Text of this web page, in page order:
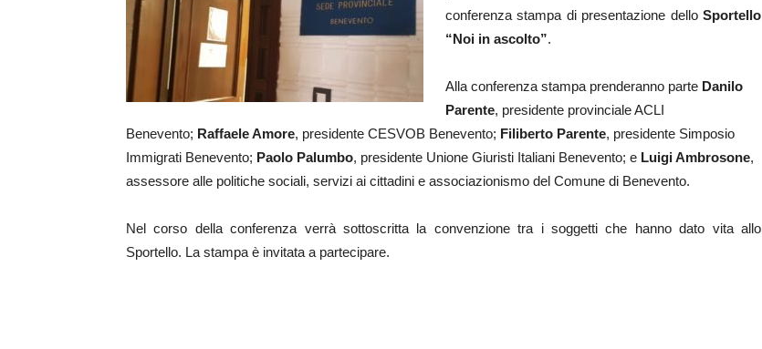
conferenza stampa di presentazione dello Sportello
“Noi in ascolto”.
Alla conferenza stampa prenderanno parte Danilo
Parente, presidente provinciale ACLI
Benevento; Raffaele Amore, presidente CESVOB Benevento; Filiberto Parente, presidente Simposio
Immigrati Benevento; Paolo Palumbo, presidente Unione Giuristi Italiani Benevento; e Luigi Ambrosone,
assessore alle politiche sociali, servizi ai cittadini e associazionismo del Comune di Benevento.
Nel corso della conferenza verrà sottoscritta la convenzione tra i soggetti che hanno dato vita allo
Sportello. La stampa è invitata a partecipare.